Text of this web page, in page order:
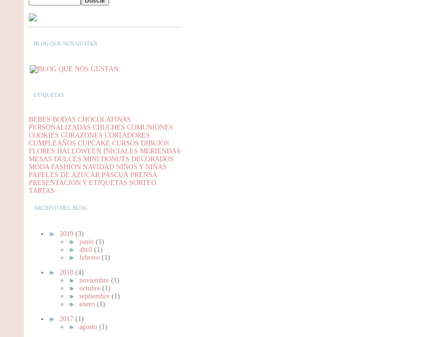
BLOG QUE NOS GUSTAN
ETIQUETAS
BEBES BODAS CHOCOLATINAS
PERSONALIZADAS CHUCHES COMUNIONES
COOKIES CORAZONES CORTADORES
CUMPLEAÑOS CUPCAKE CURSOS DIBUJOS
FLORES HALLOWEEN INICIALES MERIENDAS
MESAS DULCES MINI DONUTS DECORADOS
MODA FASHION NAVIDAD NIÑOS Y NIÑAS
PAPELES DE AZUCAR PASCUA PRENSA
PRESENTACION Y ETIQUETAS SORTEO
TARTAS
ARCHIVO DEL BLOG
► 2019 (3)
► junio (1)
► abril (1)
► febrero (1)
► 2018 (4)
► noviembre (1)
► octubre (1)
► septiembre (1)
► enero (1)
► 2017 (1)
► agosto (1)